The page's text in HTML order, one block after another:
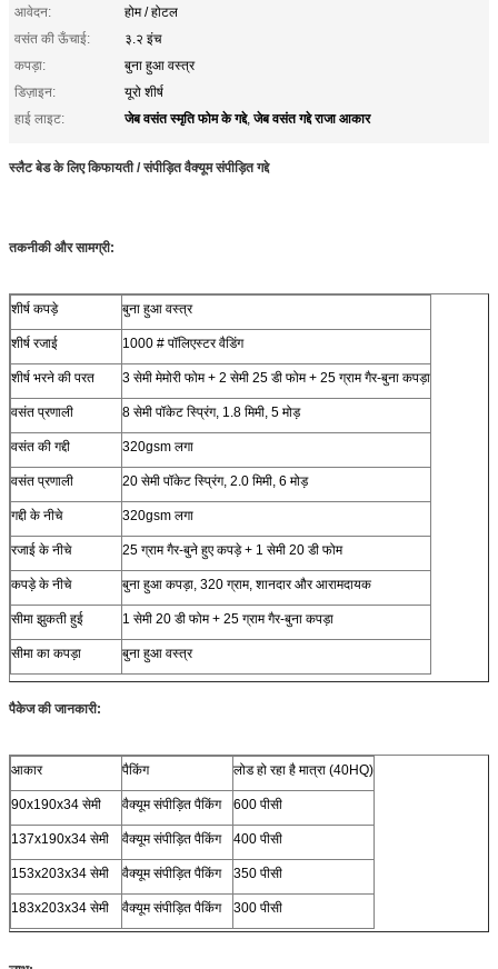
आवेदन:
होम / होटल
वसंत की ऊँचाई:
३.२ इंच
कपड़ा:
बुना हुआ वस्त्र
डिज़ाइन:
यूरो शीर्ष
हाई लाइट:
जेब वसंत स्मृति फोम के गद्दे,जेब वसंत गद्दे राजा आकार
स्लैट बेड के लिए किफायती / संपीड़ित वैक्यूम संपीड़ित गद्दे
तकनीकी और सामग्री:
शीर्ष कपड़े बुना हुआ वस्त्र
शीर्ष रजाई 1000 # पॉलिएस्टर वैडिंग
शीर्ष भरने की परत 3 सेमी मेमोरी फोम + 2 सेमी 25 डी फोम + 25 ग्राम गैर-बुना कपड़ा
वसंत प्रणाली 8 सेमी पॉकेट स्प्रिंग, 1.8 मिमी, 5 मोड़
वसंत की गद्दी 320gsm लगा
वसंत प्रणाली 20 सेमी पॉकेट स्प्रिंग, 2.0 मिमी, 6 मोड़
गद्दी के नीचे 320gsm लगा
रजाई के नीचे 25 ग्राम गैर-बुने हुए कपड़े + 1 सेमी 20 डी फोम
कपड़े के नीचे बुना हुआ कपड़ा, 320 ग्राम, शानदार और आरामदायक
सीमा झुकती हुई 1 सेमी 20 डी फोम + 25 ग्राम गैर-बुना कपड़ा
सीमा का कपड़ा बुना हुआ वस्त्र
पैकेज की जानकारी:
आकार पैकिंग लोड हो रहा है मात्रा (40HQ)
90x190x34 सेमी वैक्यूम संपीड़ित पैकिंग 600 पीसी
137x190x34 सेमी वैक्यूम संपीड़ित पैकिंग 400 पीसी
153x203x34 सेमी वैक्यूम संपीड़ित पैकिंग 350 पीसी
183x203x34 सेमी वैक्यूम संपीड़ित पैकिंग 300 पीसी